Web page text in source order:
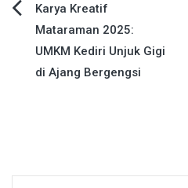
Navigasi
pos
Karya Kreatif
Mataraman 2025:
UMKM Kediri Unjuk Gigi
di Ajang Bergengsi